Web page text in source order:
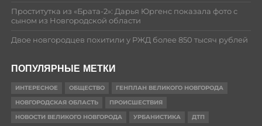
Проститутка из «Брата-2»: Дарья Юргенс показала фото с
сыном из Новгородской области
Двое новгородцев похитили у РЖД более 850 тысяч рублей
ПОПУЛЯРНЫЕ МЕТКИ
ИНТЕРЕСНОЕ ОБЩЕСТВО
ГЕНПЛАН ВЕЛИКОГО НОВГОРОДА
НОВГОРОДСКАЯ ОБЛАСТЬ
ПРОИСШЕСТВИЯ
НОВОСТИ ВЕЛИКОГО НОВГОРОДА
УРБАНИСТИКА ДТП